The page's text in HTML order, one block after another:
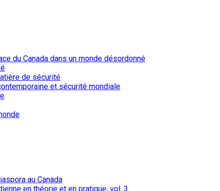
du Canada dans un monde désordonné
de sécurité
et sécurité mondiale
au Canada
en théorie et en pratique, vol. 3